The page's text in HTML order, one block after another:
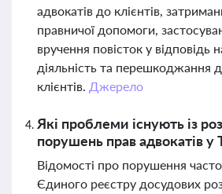
адвокатів до клієнтів,
правничої допомоги,
вручення повісток у відповідь
діяльність та перешкоджання
клієнтів. Джерело
Які проблеми існують із
порушень прав адвокатів
Відомості про порушення
Єдиного реєстру досудових